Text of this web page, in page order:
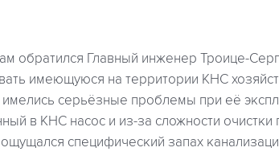
обратился Главный инженер Троице-
имеющуюся на территории КНС
имелись серьёзные проблемы при её
в КНС насос и из-за сложности
специфический запах